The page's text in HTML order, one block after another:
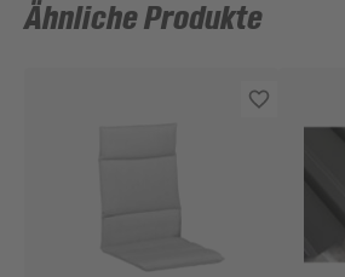
Ähnliche Produkte